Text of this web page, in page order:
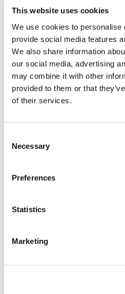
This website uses cookies
We use cookies to personalise
provide social media features
We also share information
our social media, advertising
may combine it with other
provided to them or that
of their services.
Selection
Necessary
Preferences
Statistics
Marketing
toe’ en dan snapt iedereen
is. Onze bewoners zijn zelf
makkelijk gaat, want van te
eens zeggen ‘een
mee hoor.’